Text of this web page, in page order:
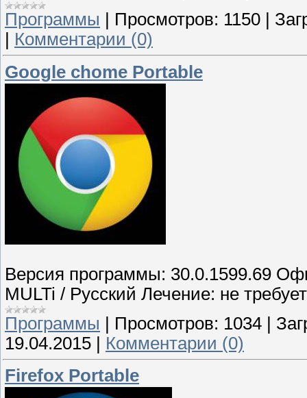
Программы
Просмотров: 1150
Комментарии (0)
Google chome Portable
Версия программы: 30.0.1599.69
MULTi / Русский Лечение: не
Программы | Просмотров: 1034 |
19.04.2015 | Комментарии (0)
Firefox Portable